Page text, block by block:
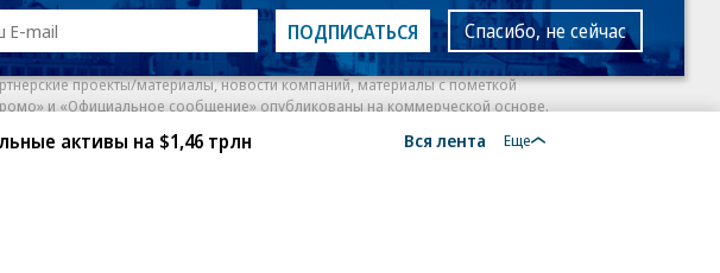
активы на $1,46 трлн Вся лента Еще
проекты/материалы, новости компаний, материалы с пометкой
и «Официальное сообщение» опубликованы на коммерческой основе.
применяются рекомендательные технологии. Подробнее
ПОДПИСАТЬСЯ Спасибо, не сейчас